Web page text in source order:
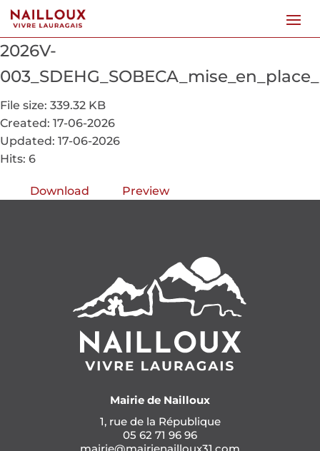
2026V-
File size: 339.32 KB
Created: 17-06-2026
Updated: 17-06-2026
Hits: 6
Download Preview
Mairie de Nailloux
1, rue de la République
05 62 71 96 96